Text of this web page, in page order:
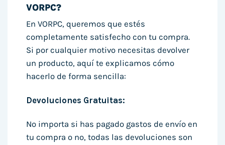
VORPC?
En VORPC, queremos que estés
completamente satisfecho con tu compra.
Si por cualquier motivo necesitas devolver
un producto, aquí te explicamos cómo
hacerlo de forma sencilla:
Devoluciones Gratuitas:
No importa si has pagado gastos de envío en
tu compra o no, todas las devoluciones son